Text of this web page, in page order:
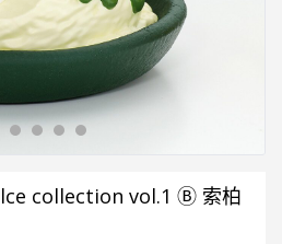
collection vol.1 Ⓑ 索柏